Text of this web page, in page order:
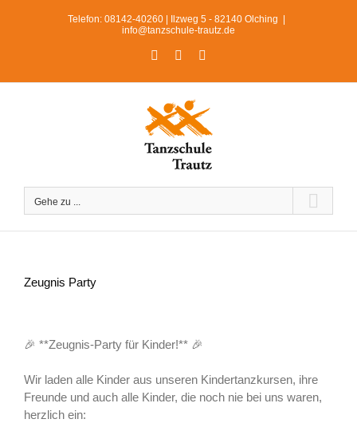
Telefon: 08142-40260 | Ilzweg 5 - 82140 Olching
info@tanzschule-trautz.de
FacebookInstagram
Gehe zu ...
Zeugnis Party
grösseres
🎉 **Zeugnis-Party für Kinder!** 🎉
Wir laden alle Kinder aus unseren Kindertanzkursen, ihre
Freunde und auch alle Kinder, die noch nie bei uns waren,
herzlich ein: